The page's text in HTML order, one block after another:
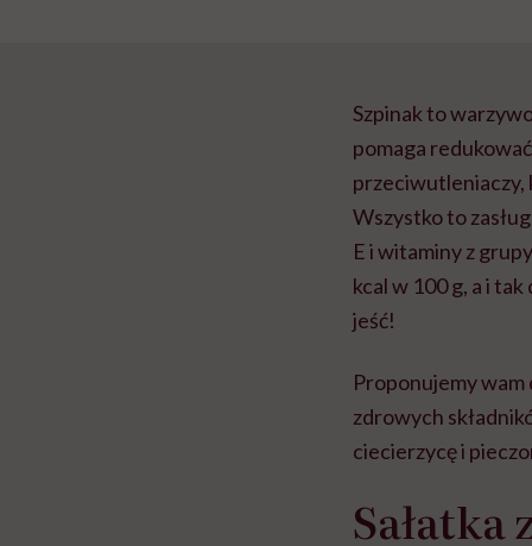
Szpinak to
pomaga
przeciwutleniaczy,
Wszystko to
E i witaminy z
kcal w 100 g, a i
jeść!
Proponujemy wam
zdrowych
ciecierzycę i